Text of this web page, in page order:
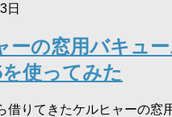
日
ーの窓用バキュ
使ってみた
借りてきたケルヒャーの窓